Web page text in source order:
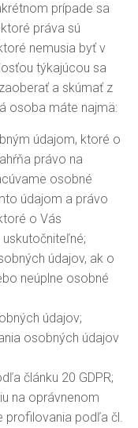
prípade sa
práva sú
nemusia byť v
týkajúcou sa
a skúmať z
osoba máte najmä:
údajom, ktoré o
právo na
osobné
údajom a právo
o Vás
údajov, ak o
neúplne osobné
údajov;
osobných údajov
článku 20 GDPR;
na oprávnenom
profilovania podľa čl.